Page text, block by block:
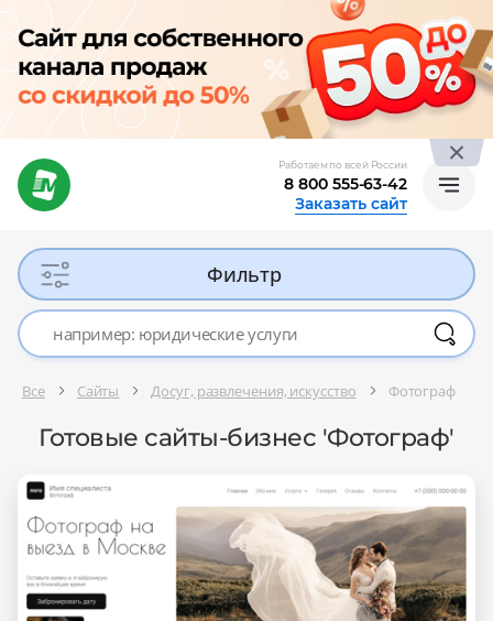
Работаем по всей России
8 800 555-63-42
Заказать сайт
Фильтр
Все Сайты Досуг, развлечения, искусство Фотограф
Готовые сайты-бизнес 'Фотограф'